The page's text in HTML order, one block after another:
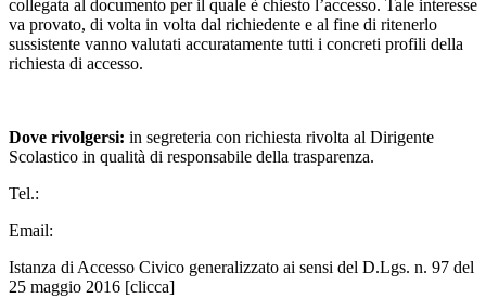
collegata al documento per il quale è chiesto l’accesso. Tale interesse
va provato, di volta in volta dal richiedente e al fine di ritenerlo
sussistente vanno valutati accuratamente tutti i concreti profili della
richiesta di accesso.
Dove rivolgersi: in segreteria con richiesta rivolta al Dirigente
Scolastico in qualità di responsabile della trasparenza.
Tel.:
Email:
Istanza di Accesso Civico generalizzato ai sensi del D.Lgs. n. 97 del
25 maggio 2016 [clicca]